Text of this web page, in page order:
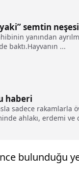
semtin
yanından
baktı.Hayvanın ...
haberi
sadece rakamlarla
ahlakı, erdemi
bulunduğu